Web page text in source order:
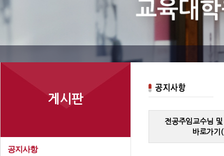
게시판
공지사항
전공주임교수님
바로가기